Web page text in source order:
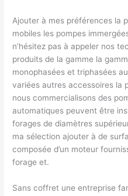
Ajouter à mes préférences la
mobiles les pompes
n’hésitez pas à appeler nos
produits de la gamme la
monophasées et triphasées
variées autres accessoires la
nous commercialisons des
automatiques peuvent être
forages de diamètres
ma sélection ajouter à de
composée d’un moteur
forage et.
Sans coffret une entreprise